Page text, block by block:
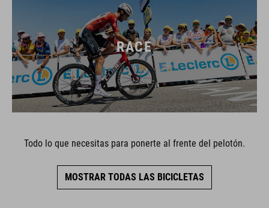
RACE
Todo lo que necesitas para ponerte al frente del pelotón.
MOSTRAR TODAS LAS BICICLETAS